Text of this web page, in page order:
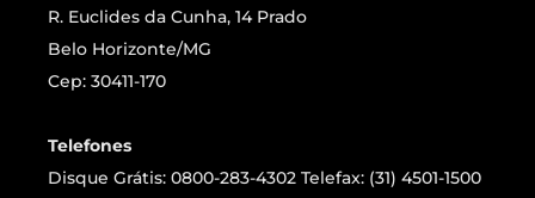
R. Euclides da Cunha, 14 Prado
Belo Horizonte/MG
Cep: 30411-170
Telefones
Disque Grátis: 0800-283-4302 Telefax: (31) 4501-1500